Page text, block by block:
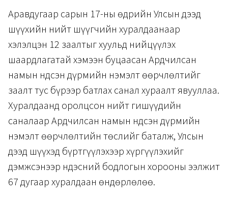
Аравдугаар сарын 17-ны өдрийн Улсын дээд
шүүхийн нийт шүүгчийн хуралдаанаар
хэлэлцэн 12 заалтыг хуульд нийцүүлэх
шаардлагатай хэмээн буцаасан Ардчилсан
намын Үндсэн дүрмийн нэмэлт өөрчлөлтийг
заалт тус бүрээр батлах санал хураалт явууллаа.
Хуралдаанд оролцсон нийт гишүүдийн
саналаар Ардчилсан намын Үндсэн дүрмийн
нэмэлт өөрчлөлтийн төслийг баталж, Улсын
дээд шүүхэд бүртгүүлэхээр хүргүүлэхийг
дэмжсэнээр Үндэсний бодлогын хорооны ээлжит
67 дугаар хуралдаан өндөрлөлөө.